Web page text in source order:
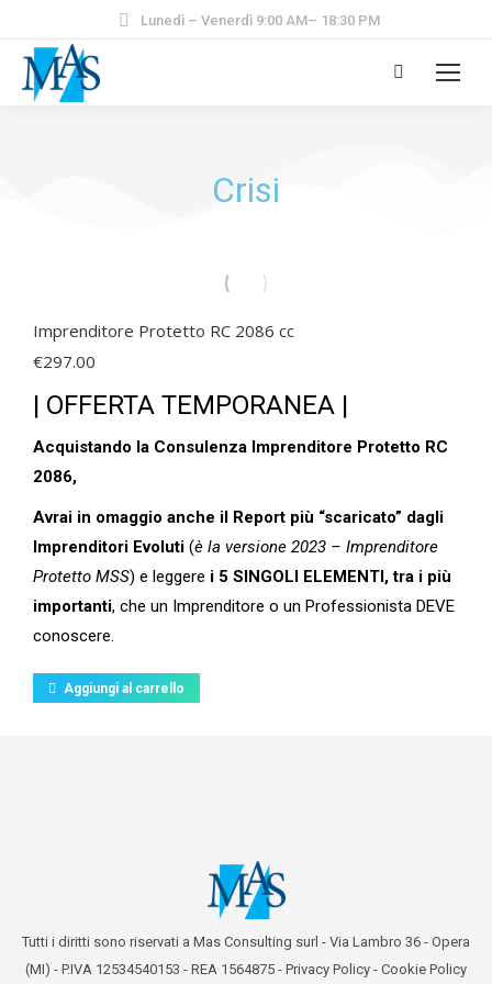
Lunedì – Venerdì 9:00 AM– 18:30 PM
Crisi
Imprenditore Protetto RC 2086 cc
€297.00
| OFFERTA TEMPORANEA |
Acquistando la Consulenza Imprenditore Protetto RC
2086,
Avrai in omaggio anche il Report più “scaricato” dagli
Imprenditori Evoluti (è la versione 2023 – Imprenditore
Protetto MSS) e leggere i 5 SINGOLI ELEMENTI, tra i più
importanti, che un Imprenditore o un Professionista DEVE
conoscere.
Aggiungi al carrello
Tutti i diritti sono riservati a Mas Consulting surl - Via Lambro 36 - Opera
(MI) - P.IVA 12534540153 - REA 1564875 - Privacy Policy - Cookie Policy